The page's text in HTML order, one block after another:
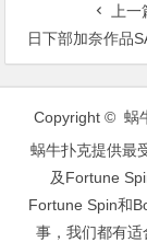
上一
日下部加奈作品SAME-007发布！刚新婚女教师遭问题学生设计轮奸课
文
Copyright © 蜗
蜗牛扑克提供最
及Fortune
Fortune Spin和
事，我们都有